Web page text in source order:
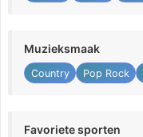
Muzieksmaak
Country Pop Rock
Favoriete sporten